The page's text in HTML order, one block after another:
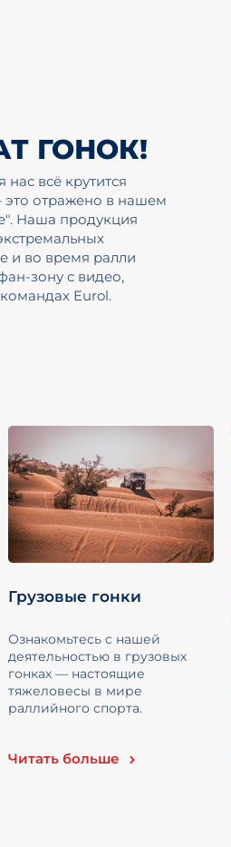
ГОНОК!
нас всё крутится
это отражено в нашем
Наша продукция
и во время ралли
зону с видео,
Eurol.
Грузовые гонки
Ознакомьтесь с нашей
деятельностью в грузовых
гонках — настоящие
тяжеловесы в мире
раллийного спорта.
Читать больше